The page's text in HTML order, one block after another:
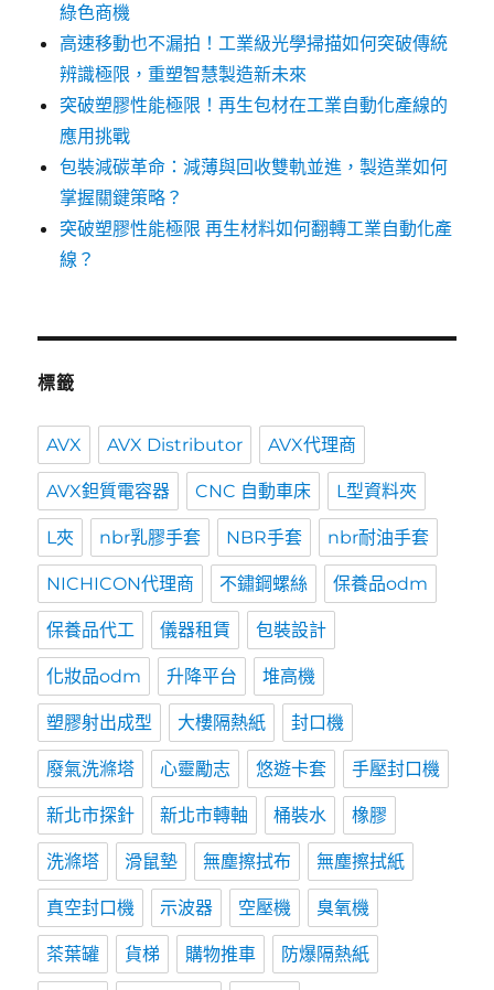
綠色商機
高速移動也不漏拍！工業級光學掃描如何突破傳統
辨識極限，重塑智慧製造新未來
突破塑膠性能極限！再生包材在工業自動化產線的
應用挑戰
包裝減碳革命：減薄與回收雙軌並進，製造業如何
掌握關鍵策略？
突破塑膠性能極限 再生材料如何翻轉工業自動化產
線？
標籤
AVX AVX Distributor AVX代理商
AVX鉭質電容器 CNC 自動車床 L型資料夾
L夾 nbr乳膠手套 NBR手套 nbr耐油手套
NICHICON代理商 不鏽鋼螺絲 保養品odm
保養品代工 儀器租賃 包裝設計
化妝品odm 升降平台 堆高機
塑膠射出成型 大樓隔熱紙 封口機
廢氣洗滌塔 心靈勵志 悠遊卡套 手壓封口機
新北市探針 新北市轉軸 桶裝水 橡膠
洗滌塔 滑鼠墊 無塵擦拭布 無塵擦拭紙
真空封口機 示波器 空壓機 臭氧機
茶葉罐 貨梯 購物推車 防爆隔熱紙